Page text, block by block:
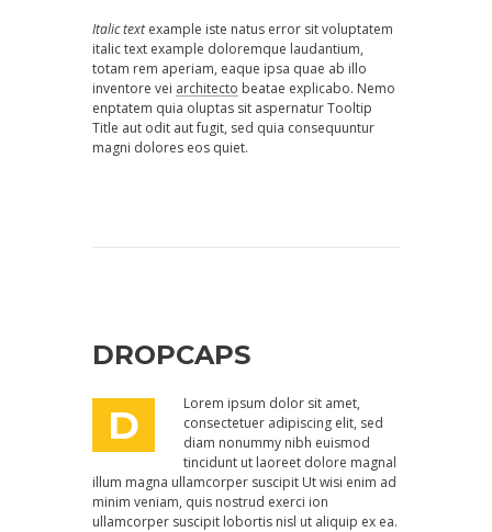
Italic textexample iste natus error sit voluptatem
italic text example doloremque laudantium,
totam rem aperiam, eaque ipsa quae ab illo
inventore vei architecto beatae explicabo. Nemo
enptatem quia oluptas sit aspernatur Tooltip
Title aut odit aut fugit, sed quia consequuntur
magni dolores eos quiet.
DROPCAPS
D
Lorem ipsum dolor sit amet,
consectetuer adipiscing elit, sed
diam nonummy nibh euismod
tincidunt ut laoreet dolore magnal
illum magna ullamcorper suscipit Ut wisi enim ad
minim veniam, quis nostrud exerci ion
ullamcorper suscipit lobortis nisl ut aliquip ex ea.